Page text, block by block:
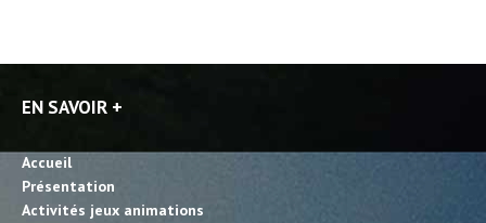
EN SAVOIR +
Accueil
Présentation
Activités jeux animations